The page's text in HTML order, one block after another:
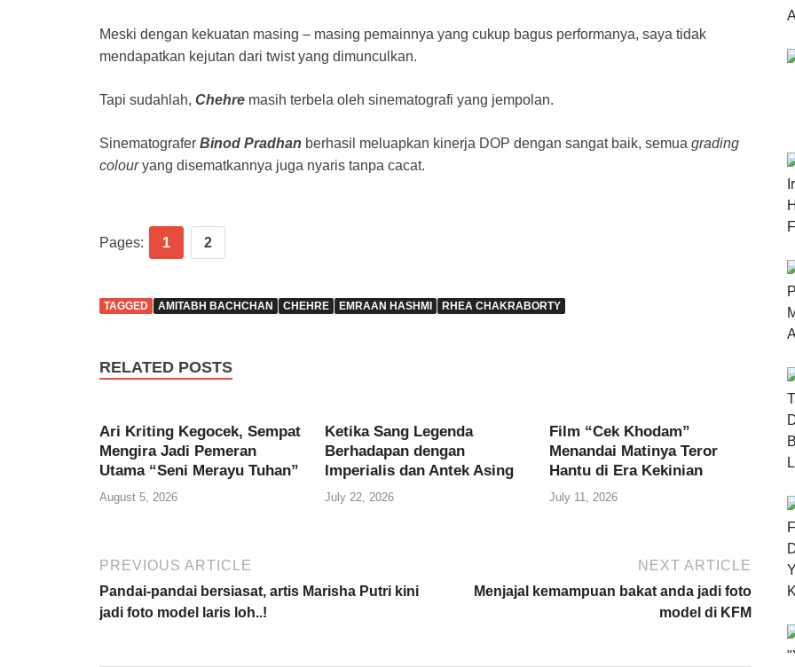
Meski dengan kekuatan masing – masing pemainnya yang cukup bagus performanya, saya tidak
mendapatkan kejutan dari twist yang dimunculkan.
Tapi sudahlah, Chehre masih terbela oleh sinematografi yang jempolan.
Sinematografer Binod Pradhan berhasil meluapkan kinerja DOP dengan sangat baik, semua grading
colouryang disematkannya juga nyaris tanpa cacat.
Pages: 1 2
TAGGED AMITABH BACHCHAN CHEHRE EMRAAN HASHMI RHEA CHAKRABORTY
RELATED POSTS
Ari Kriting Kegocek, Sempat
Mengira Jadi Pemeran
Utama “Seni Merayu Tuhan”
August 5, 2026
Ketika Sang Legenda
Berhadapan dengan
Imperialis dan Antek Asing
July 22, 2026
Film “Cek Khodam”
Menandai Matinya Teror
Hantu di Era Kekinian
July 11, 2026
PREVIOUS ARTICLE
Pandai-pandai bersiasat, artis Marisha Putri kini
jadi foto model laris loh..!
NEXT ARTICLE
Menjajal kemampuan bakat anda jadi foto
model di KFM